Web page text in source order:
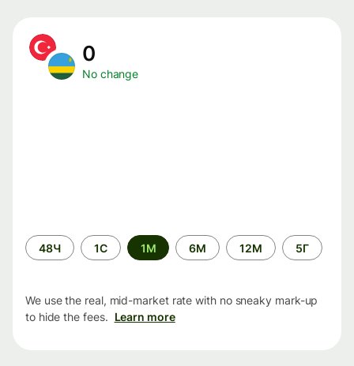
0
No change
Time
period
48Ч 1С 1М 6М 12М 5Г
We use the real, mid-market rate with no sneaky mark-up
to hide the fees. Learn more